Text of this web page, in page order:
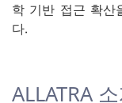
학 기반 접근 확산
다.
ALLATRA